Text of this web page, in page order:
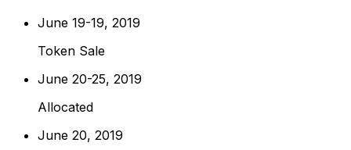
June 19-19, 2019
Token Sale
June 20-25, 2019
Allocated
June 20, 2019